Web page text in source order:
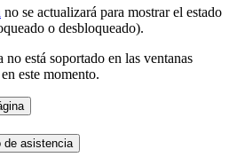
no se actualizará para mostrar el estado
o desbloqueado).
está soportado en las ventanas
este momento.
de asistencia